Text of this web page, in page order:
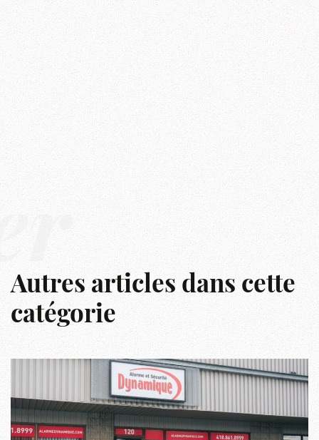
Autres articles dans cette
catégorie